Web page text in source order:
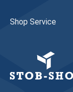
Shop Service